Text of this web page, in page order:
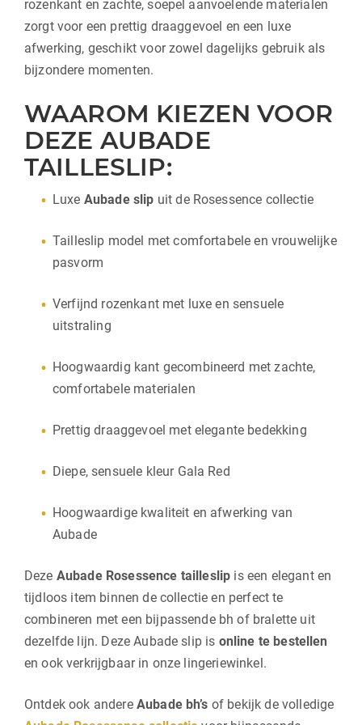
rozenkant en zachte, soepel aanvoelende materialen
zorgt voor een prettig draaggevoel en een luxe
afwerking, geschikt voor zowel dagelijks gebruik als
bijzondere momenten.
WAAROM KIEZEN VOOR
DEZE AUBADE
TAILLESLIP:
Luxe Aubade slip uit de Rosessence collectie
Tailleslip model met comfortabele en vrouwelijke
pasvorm
Verfijnd rozenkant met luxe en sensuele
uitstraling
Hoogwaardig kant gecombineerd met zachte,
comfortabele materialen
Prettig draaggevoel met elegante bedekking
Diepe, sensuele kleur Gala Red
Hoogwaardige kwaliteit en afwerking van
Aubade
Deze Aubade Rosessence tailleslip is een elegant en
tijdloos item binnen de collectie en perfect te
combineren met een bijpassende bh of bralette uit
dezelfde lijn. Deze Aubade slip is online te bestellen
en ook verkrijgbaar in onze lingeriewinkel.
Ontdek ook andere Aubade bh’s of bekijk de volledige